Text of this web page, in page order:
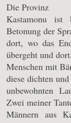
Die Provinz
Kastamonu ist
Betonung der
dort, wo das
übergeht und
Menschen mit
diese dichten und
unbewohnten
Zwei meiner
Männern aus